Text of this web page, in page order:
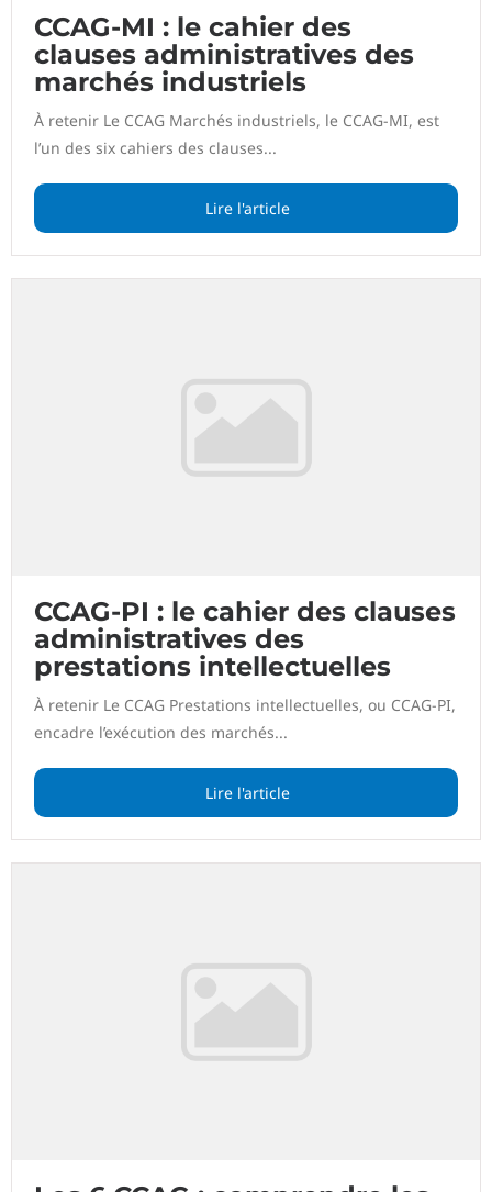
CCAG-MI : le cahier des
clauses administratives des
marchés industriels
À retenir Le CCAG Marchés industriels, le CCAG-MI, est
l’un des six cahiers des clauses...
Lire l'article
CCAG-PI : le cahier des clauses
administratives des
prestations intellectuelles
À retenir Le CCAG Prestations intellectuelles, ou CCAG-PI,
encadre l’exécution des marchés...
Lire l'article